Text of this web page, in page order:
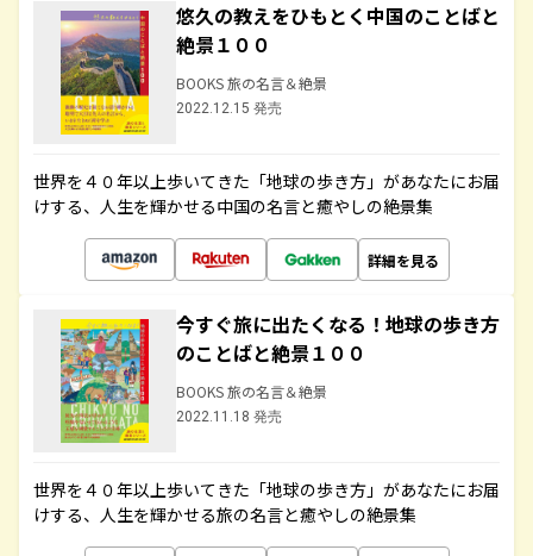
悠久の教えをひもとく中国のことばと
絶景１００
BOOKS 旅の名言＆絶景
2022.12.15 発売
世界を４０年以上歩いてきた「地球の歩き方」があなたにお届
けする、人生を輝かせる中国の名言と癒やしの絶景集
詳細を見る
今すぐ旅に出たくなる！地球の歩き方
のことばと絶景１００
BOOKS 旅の名言＆絶景
2022.11.18 発売
世界を４０年以上歩いてきた「地球の歩き方」があなたにお届
けする、人生を輝かせる旅の名言と癒やしの絶景集